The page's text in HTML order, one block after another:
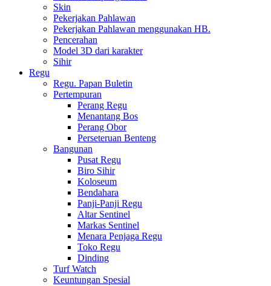
Skin
Pekerjakan Pahlawan
Pekerjakan Pahlawan menggunakan HB.
Pencerahan
Model 3D dari karakter
Sihir
Regu
Regu. Papan Buletin
Pertempuran
Perang Regu
Menantang Bos
Perang Obor
Perseteruan Benteng
Bangunan
Pusat Regu
Biro Sihir
Koloseum
Bendahara
Panji-Panji Regu
Altar Sentinel
Markas Sentinel
Menara Penjaga Regu
Toko Regu
Dinding
Turf Watch
Keuntungan Spesial